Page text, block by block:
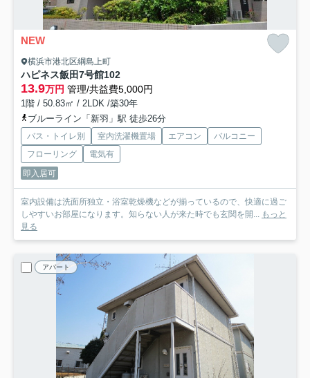
NEW
横浜市港北区綱島上町
ハピネス飯田7号館102
13.9万円 管理/共益費5,000円
1階 / 50.83㎡ / 2LDK /築30年
ブルーライン「新羽」駅 徒歩26分
バス・トイレ別 室内洗濯機置場 エアコン
バルコニー
フローリング
電気有
即入居可
室内設備は洗面所独立・浴室乾燥機などが揃っているので、快適に過ご
しやすいお部屋になります。知らない人が来た時でも玄関を開...
もっと
見る
アパート